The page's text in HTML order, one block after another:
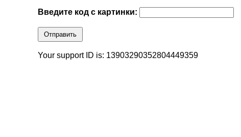
Введите код с картинки:
Отправить
Your support ID is: 13903290352804449359